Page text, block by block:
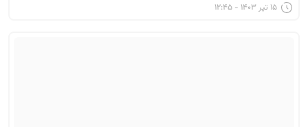
۱۵ تیر ۱۴۰۳ - ۱۲:۴۵